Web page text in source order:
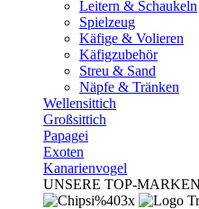
Leitern & Schaukeln
Spielzeug
Käfige & Volieren
Käfigzubehör
Streu & Sand
Näpfe & Tränken
Wellensittich
Großsittich
Papagei
Exoten
Kanarienvogel
UNSERE TOP-MARKEN